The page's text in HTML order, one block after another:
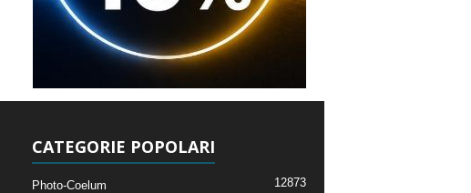
CATEGORIE POPOLARI
Photo-Coelum 12873